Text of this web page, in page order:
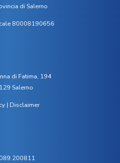
di Salerno
80008190656
di Fatima, 194
Salerno
| Disclaimer
200811